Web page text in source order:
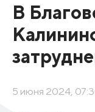
В
5 июня 2024,